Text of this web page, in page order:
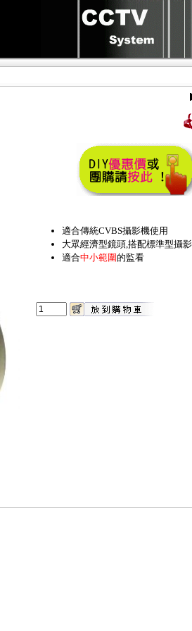
適合傳統CVBS攝影機使用
大眾經濟型鏡頭,搭配標準型攝
適合中小範圍的監看